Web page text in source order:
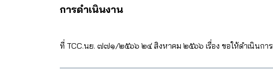
การดำเนินงาน
ที่ TCC.นย. ๗๗๑/๒๕๖๖ ๒๔ สิงหาคม ๒๕๖๖ เรื่อง ขอให้ดำเนินกา